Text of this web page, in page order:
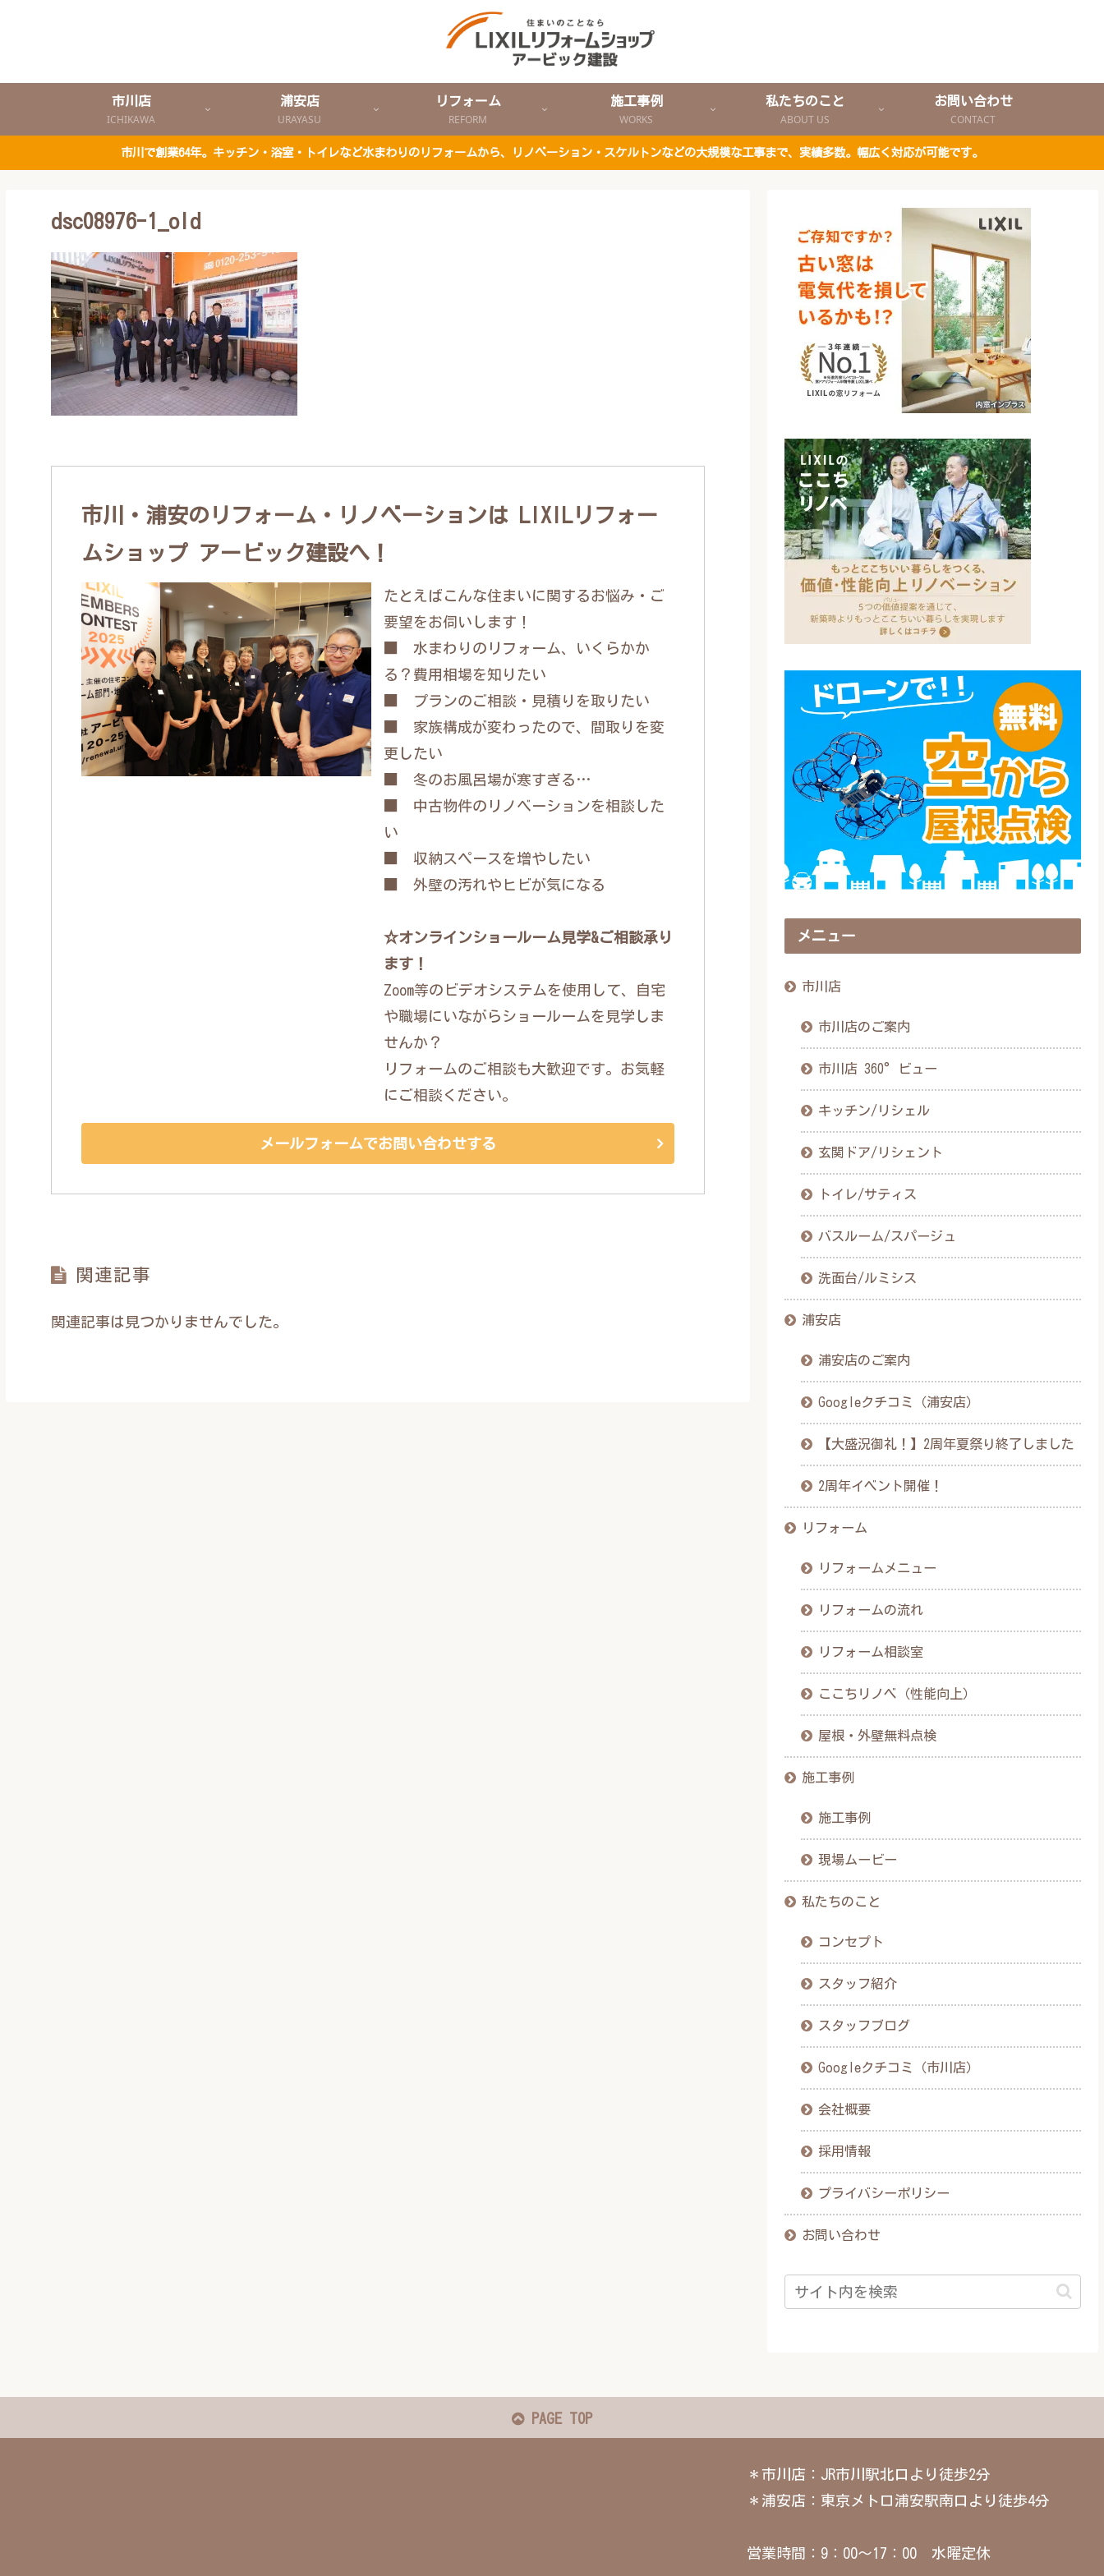
市川店
ICHIKAWA
浦安店
URAYASU
リフォーム
REFORM
施工事例
WORKS
私たちのこと
ABOUT US
お問い合わせ
CONTACT
市川で創業64年。キッチン・浴室・トイレなど水まわりのリフォームから、リノベーション・スケルトンなどの大規模な工事まで、実績多数。幅広く対応が可能です。
dsc08976-1_old
市川・浦安のリフォーム・リノベーションは LIXILリフォー
ムショップ アービック建設へ！
たとえばこんな住まいに関するお悩み・ご
要望をお伺いします！
■ 水まわりのリフォーム、いくらかか
る？費用相場を知りたい
■ プランのご相談・見積りを取りたい
■ 家族構成が変わったので、間取りを変
更したい
■ 冬のお風呂場が寒すぎる…
■ 中古物件のリノベーションを相談した
い
■ 収納スペースを増やしたい
■ 外壁の汚れやヒビが気になる
☆オンラインショールーム見学&ご相談承り
ます！
Zoom等のビデオシステムを使用して、自宅
や職場にいながらショールームを見学しま
せんか？
リフォームのご相談も大歓迎です。お気軽
にご相談ください。
メールフォームでお問い合わせする
関連記事
関連記事は見つかりませんでした。
メニュー
市川店
市川店のご案内
市川店 360°ビュー
キッチン/リシェル
玄関ドア/リシェント
トイレ/サティス
バスルーム/スパージュ
洗面台/ルミシス
浦安店
浦安店のご案内
Googleクチコミ（浦安店）
【大盛況御礼！】2周年夏祭り終了しました
2周年イベント開催！
リフォーム
リフォームメニュー
リフォームの流れ
リフォーム相談室
ここちリノベ（性能向上）
屋根・外壁無料点検
施工事例
施工事例
現場ムービー
私たちのこと
コンセプト
スタッフ紹介
スタッフブログ
Googleクチコミ（市川店）
会社概要
採用情報
プライバシーポリシー
お問い合わせ
PAGE TOP
＊市川店：JR市川駅北口より徒歩2分
＊浦安店：東京メトロ浦安駅南口より徒歩4分
営業時間：9：00～17：00 水曜定休